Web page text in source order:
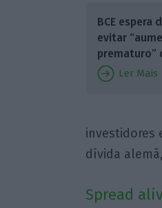
BCE espera
evitar
prematuro”
Ler Mais
investidores
dívida
Spread